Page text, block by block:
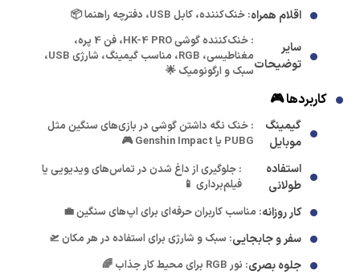
اقلام همراه: خنک‌کننده، کابل USB، دفترچه راهنما 📦
سایر
توضیحات
: خنک‌کننده گوشی HK-4 PRO، فن 4 پره،
مغناطیسی، RGB، مناسب گیمینگ، شارژی USB،
سبک و ارگونومیک 🌟
کاربردها 🎮
گیمینگ
موبایل
: خنک نگه داشتن گوشی در بازی‌های سنگین مثل
PUBG یا Genshin Impact 🎮
استفاده
طولانی
: جلوگیری از داغ شدن در تماس‌های ویدیویی یا
فیلم‌برداری 📱
کار روزانه: مناسب کاربران حرفه‌ای برای اپ‌های سنگین 💼
سفر و جابجایی: سبک و شارژی برای استفاده در هر مکان 🛫
جلوه بصری: نور RGB برای محیط کار جذاب 🌈